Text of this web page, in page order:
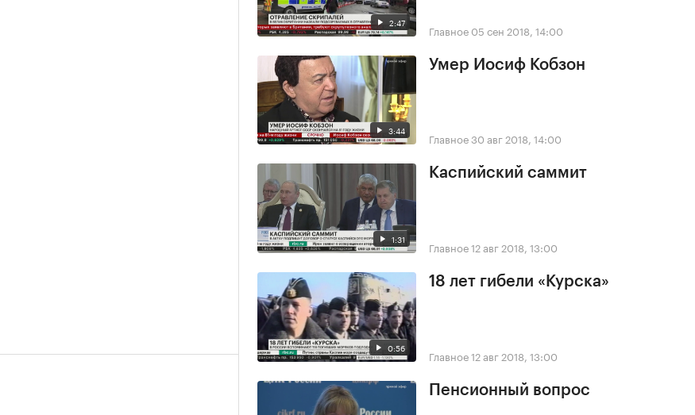
2:47 Главное 05 сен 2018, 14:00
3:44
Умер Иосиф Кобзон
Главное30 авг 2018, 14:00
1:31
Каспийский саммит
Главное12 авг 2018, 13:00
0:56
18 лет гибели «Курска»
Главное12 авг 2018, 13:00
Пенсионный вопрос